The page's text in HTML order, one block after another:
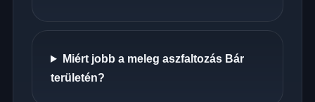
Miért jobb a meleg aszfaltozás Bár
területén?